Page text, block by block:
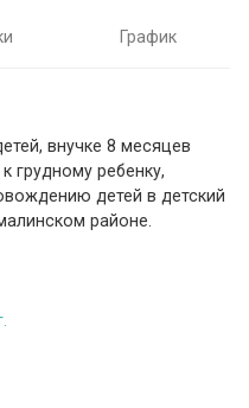
График
внучке 8 месяцев
грудному ребенку,
детей в детский
районе.